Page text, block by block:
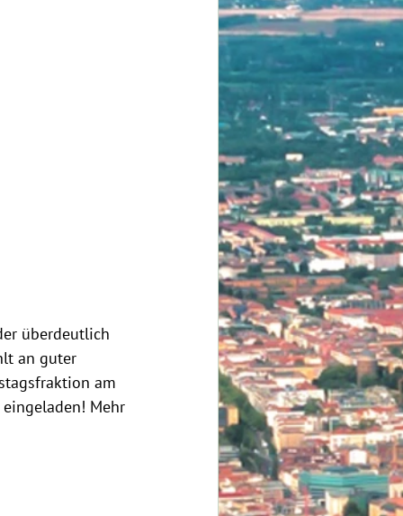
überdeutlich
an guter
am
Mehr